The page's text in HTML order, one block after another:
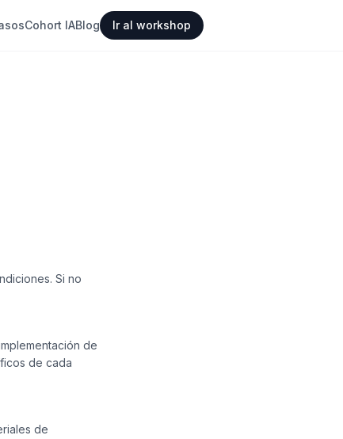
Cohort IABlog Ir al workshop
Si no
de
de cada
de